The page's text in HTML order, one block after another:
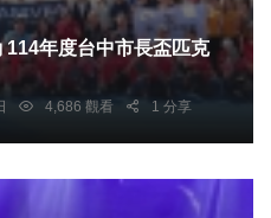
4,686 觀看 1 分享